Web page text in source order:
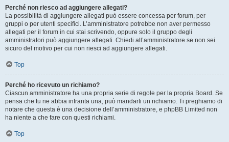
Perché non riesco ad aggiungere allegati?
La possibilità di aggiungere allegati può essere concessa per forum, per
gruppi o per utenti specifici. L’amministratore potrebbe non aver permesso
allegati per il forum in cui stai scrivendo, oppure solo il gruppo degli
amministratori può aggiungere allegati. Chiedi all’amministratore se non sei
sicuro del motivo per cui non riesci ad aggiungere allegati.
Top
Perché ho ricevuto un richiamo?
Ciascun amministratore ha una propria serie di regole per la propria Board. Se
pensa che tu ne abbia infranta una, può mandarti un richiamo. Ti preghiamo di
notare che questa è una decisione dell’amministratore, e phpBB Limited non
ha niente a che fare con questi richiami.
Top